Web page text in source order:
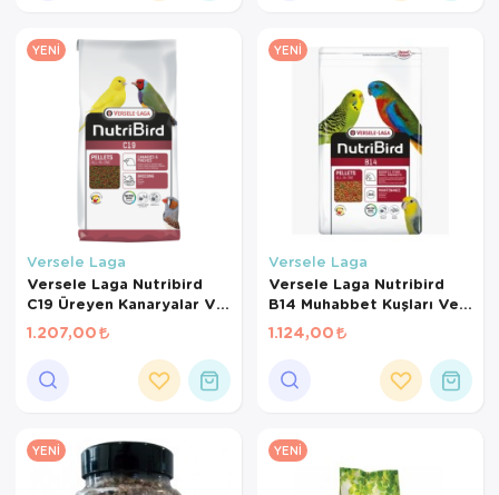
YENI
Versele Laga
Versele Laga Nutribird
C19 Üreyen Kanaryalar Ve
Finçler İçin Meyveli Pelet
Yem 3 Kg
1.207,00
YENI
Versele Laga
Versele Laga Nutribird
B14 Muhabbet Kuşları Ve
Mini Paraketler İçin
1.124,00
YENI YENI